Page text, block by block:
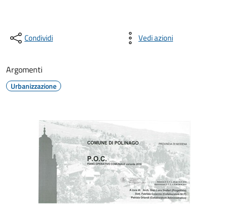
Condividi Vedi azioni
Argomenti
Urbanizzazione